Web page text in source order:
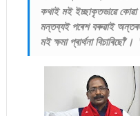
কথাই মই ইচ্ছাকৃতভাৱে
মন্তব্যই পৰেশ বৰুৱাই
মই ক্ষমা প্ৰাৰ্থনা বিচাৰিছোঁ’।